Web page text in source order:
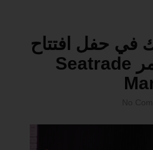
في حفل افتتاح
معرض ومؤتمر Seatrade